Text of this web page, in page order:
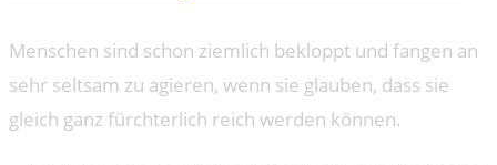
Menschen sind schon ziemlich bekloppt und fangen an
sehr seltsam zu agieren, wenn sie glauben, dass sie
gleich ganz fürchterlich reich werden können.